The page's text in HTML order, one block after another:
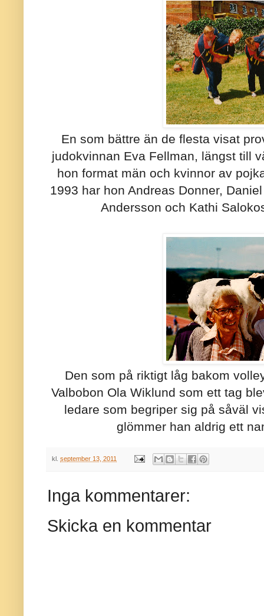
En som bättre än de flesta visat
judokvinnan Eva Fellman, längst till
hon format män och kvinnor av
1993 har hon Andreas Donner,
Andersson och Kathi
Den som på riktigt låg bakom
Valbobon Ola Wiklund som ett tag
ledare som begriper sig på såväl
glömmer han aldrig ett
kl. september 13, 2011
Inga kommentarer:
Skicka en kommentar